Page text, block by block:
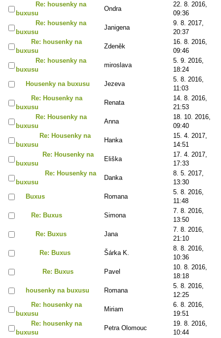
Re: housenky na
buxusu
Ondra
22. 8. 2016,
09:36
Re: housenky na
buxusu
Janigena
9. 8. 2017,
20:37
Re: housenky na
buxusu
Zdeněk
16. 8. 2016,
09:46
Re: housenky na
buxusu
miroslava
5. 9. 2016,
18:24
Housenky na buxusu
Jezeva
5. 8. 2016,
11:03
Re: Housenky na
buxusu
Renata
14. 8. 2016,
21:53
Re: Housenky na
buxusu
Anna
18. 10. 2016,
09:40
Re: Housenky na
buxusu
Hanka
15. 4. 2017,
14:51
Re: Housenky na
buxusu
Eliška
17. 4. 2017,
17:33
Re: Housenky na
buxusu
Danka
8. 5. 2017,
13:30
Buxus
Romana
5. 8. 2016,
11:48
Re: Buxus
Simona
7. 8. 2016,
13:50
Re: Buxus
Jana
7. 8. 2016,
21:10
Re: Buxus
Šárka K.
8. 8. 2016,
10:36
Re: Buxus
Pavel
10. 8. 2016,
18:18
housenky na buxusu
Romana
5. 8. 2016,
12:25
Re: housenky na
buxusu
Miriam
6. 8. 2016,
19:51
Re: housenky na
buxusu
Petra Olomouc
19. 8. 2016,
10:44